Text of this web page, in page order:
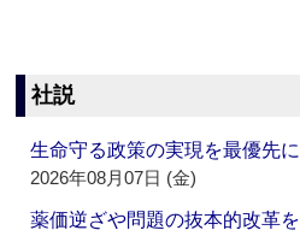
社説
生命守る政策の実現を最優先に
2026年08月07日 (金)
薬価逆ざや問題の抜本的改革を